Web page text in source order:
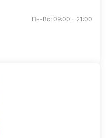
Пн-Вс: 09:00 - 21:00